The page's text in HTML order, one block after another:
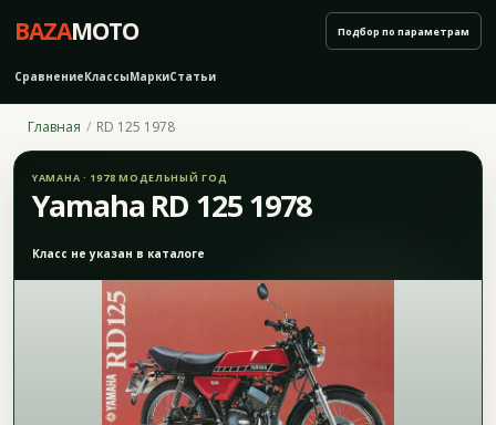
BAZAMOTO
СравнениеКлассыМаркиСтатьи
Подбор по параметрам
Главная RD 125 1978
YAMAHA · 1978 МОДЕЛЬНЫЙ ГОД
Yamaha RD 125 1978
Класс не указан в каталоге